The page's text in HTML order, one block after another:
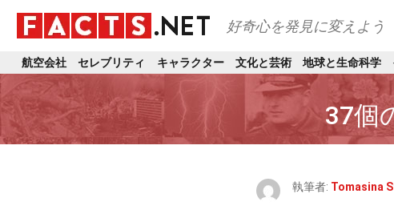
好奇心を発見に変えよう
航空会社 セレブリティ キャラクター 文化と芸術 地球と生命科学
37個
執筆者: Tomasina